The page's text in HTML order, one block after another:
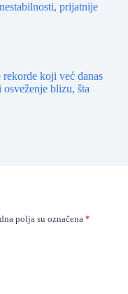
prijatnije
koji već danas
blizu, šta
polja su označena *